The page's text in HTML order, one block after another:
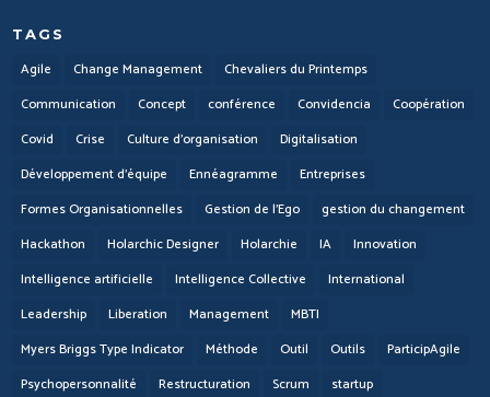
TAGS
Agile Change Management
Chevaliers du Printemps
Communication
Concept conférence Convidencia
Coopération
Covid
Crise Culture d'organisation
Digitalisation
Développement d'équipe
Ennéagramme
Entreprises
Formes Organisationnelles
Gestion de l'Ego
gestion du changement
Hackathon
Holarchic Designer Holarchie IA
Innovation
Intelligence artificielle
Intelligence Collective
International
Leadership
Liberation Management
MBTI
Myers Briggs Type Indicator
Méthode Outil Outils
ParticipAgile
Psychopersonnalité
Restructuration Scrum
startup